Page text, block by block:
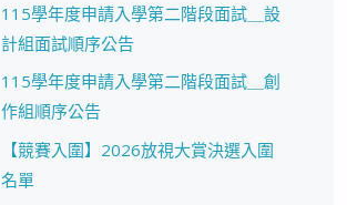
115學年度申請入學第二階段面試＿設
計組面試順序公告
115學年度申請入學第二階段面試＿創
作組順序公告
【競賽入圍】2026放視大賞決選入圍
名單